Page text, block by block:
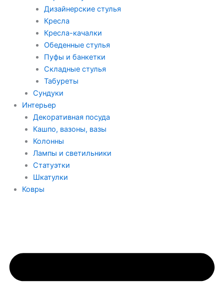
Дизайнерские стулья
Кресла
Кресла-качалки
Обеденные стулья
Пуфы и банкетки
Складные стулья
Табуреты
Сундуки
Интерьер
Декоративная посуда
Кашпо, вазоны, вазы
Колонны
Лампы и светильники
Статуэтки
Шкатулки
Ковры